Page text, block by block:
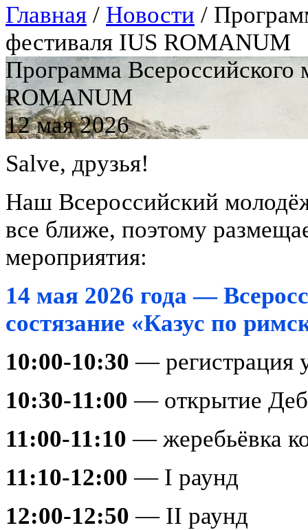
Главная / Новости /
фестиваля IUS ROMANUM
Программа Всероссийского
ROMANUM
12 мая 2026
Salve, друзья!
Наш Всероссийский
все ближе, поэтому
мероприятия:
14 мая 2026 года —
состязание «Казус по
10:00-10:30 — регистрация
10:30-11:00 — открытие
11:00-11:10 — жеребьёвка
11:10-12:00 — I раунд
12:00-12:50 — II раунд